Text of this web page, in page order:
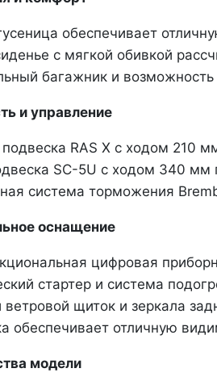
обеспечивает
с мягкой обивкой
багажник и
и управление
RAS X с ходом 210
SC-5U с ходом 340 мм
система торможения
оснащение
цифровая
стартер и система
щиток и зеркала
обеспечивает отличную
модели